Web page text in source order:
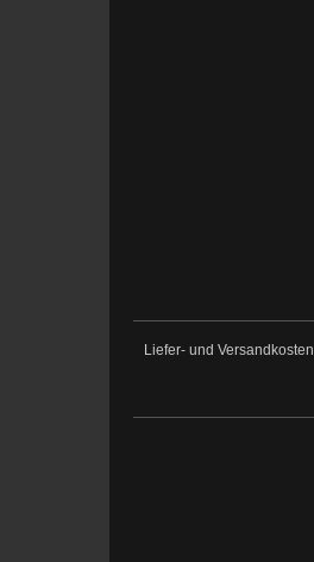
Liefer- und Versandkosten